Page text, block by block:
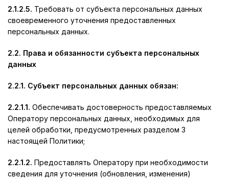
2.1.2.5. Требовать от субъекта персональных данных
своевременного уточнения предоставленных
персональных данных.
2.2. Права и обязанности субъекта персональных
данных
2.2.1. Субъект персональных данных обязан:
2.2.1.1. Обеспечивать достоверность предоставляемых
Оператору персональных данных, необходимых для
целей обработки, предусмотренных разделом 3
настоящей Политики;
2.2.1.2. Предоставлять Оператору при необходимости
сведения для уточнения (обновления, изменения)